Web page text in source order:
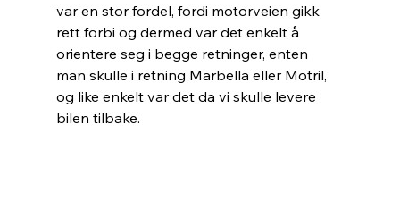
var en stor fordel, fordi motorveien gikk
rett forbi og dermed var det enkelt å
orientere seg i begge retninger, enten
man skulle i retning Marbella eller Motril,
og like enkelt var det da vi skulle levere
bilen tilbake.